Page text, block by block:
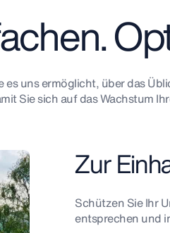
uns ermöglicht, über das
Sie sich auf das Wachstum
Zur
Schützen Sie Ihr
entsprechen und